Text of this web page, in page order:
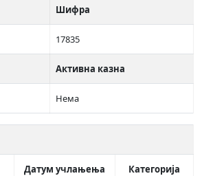
Шифра
17835
Активна казна
Нема
Датум учлањења Категорија